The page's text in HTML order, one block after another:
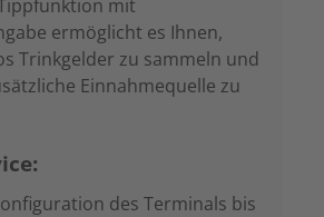
mit
ermöglicht es Ihnen,
Trinkgelder zu sammeln und
Einnahmequelle zu
des Terminals bis